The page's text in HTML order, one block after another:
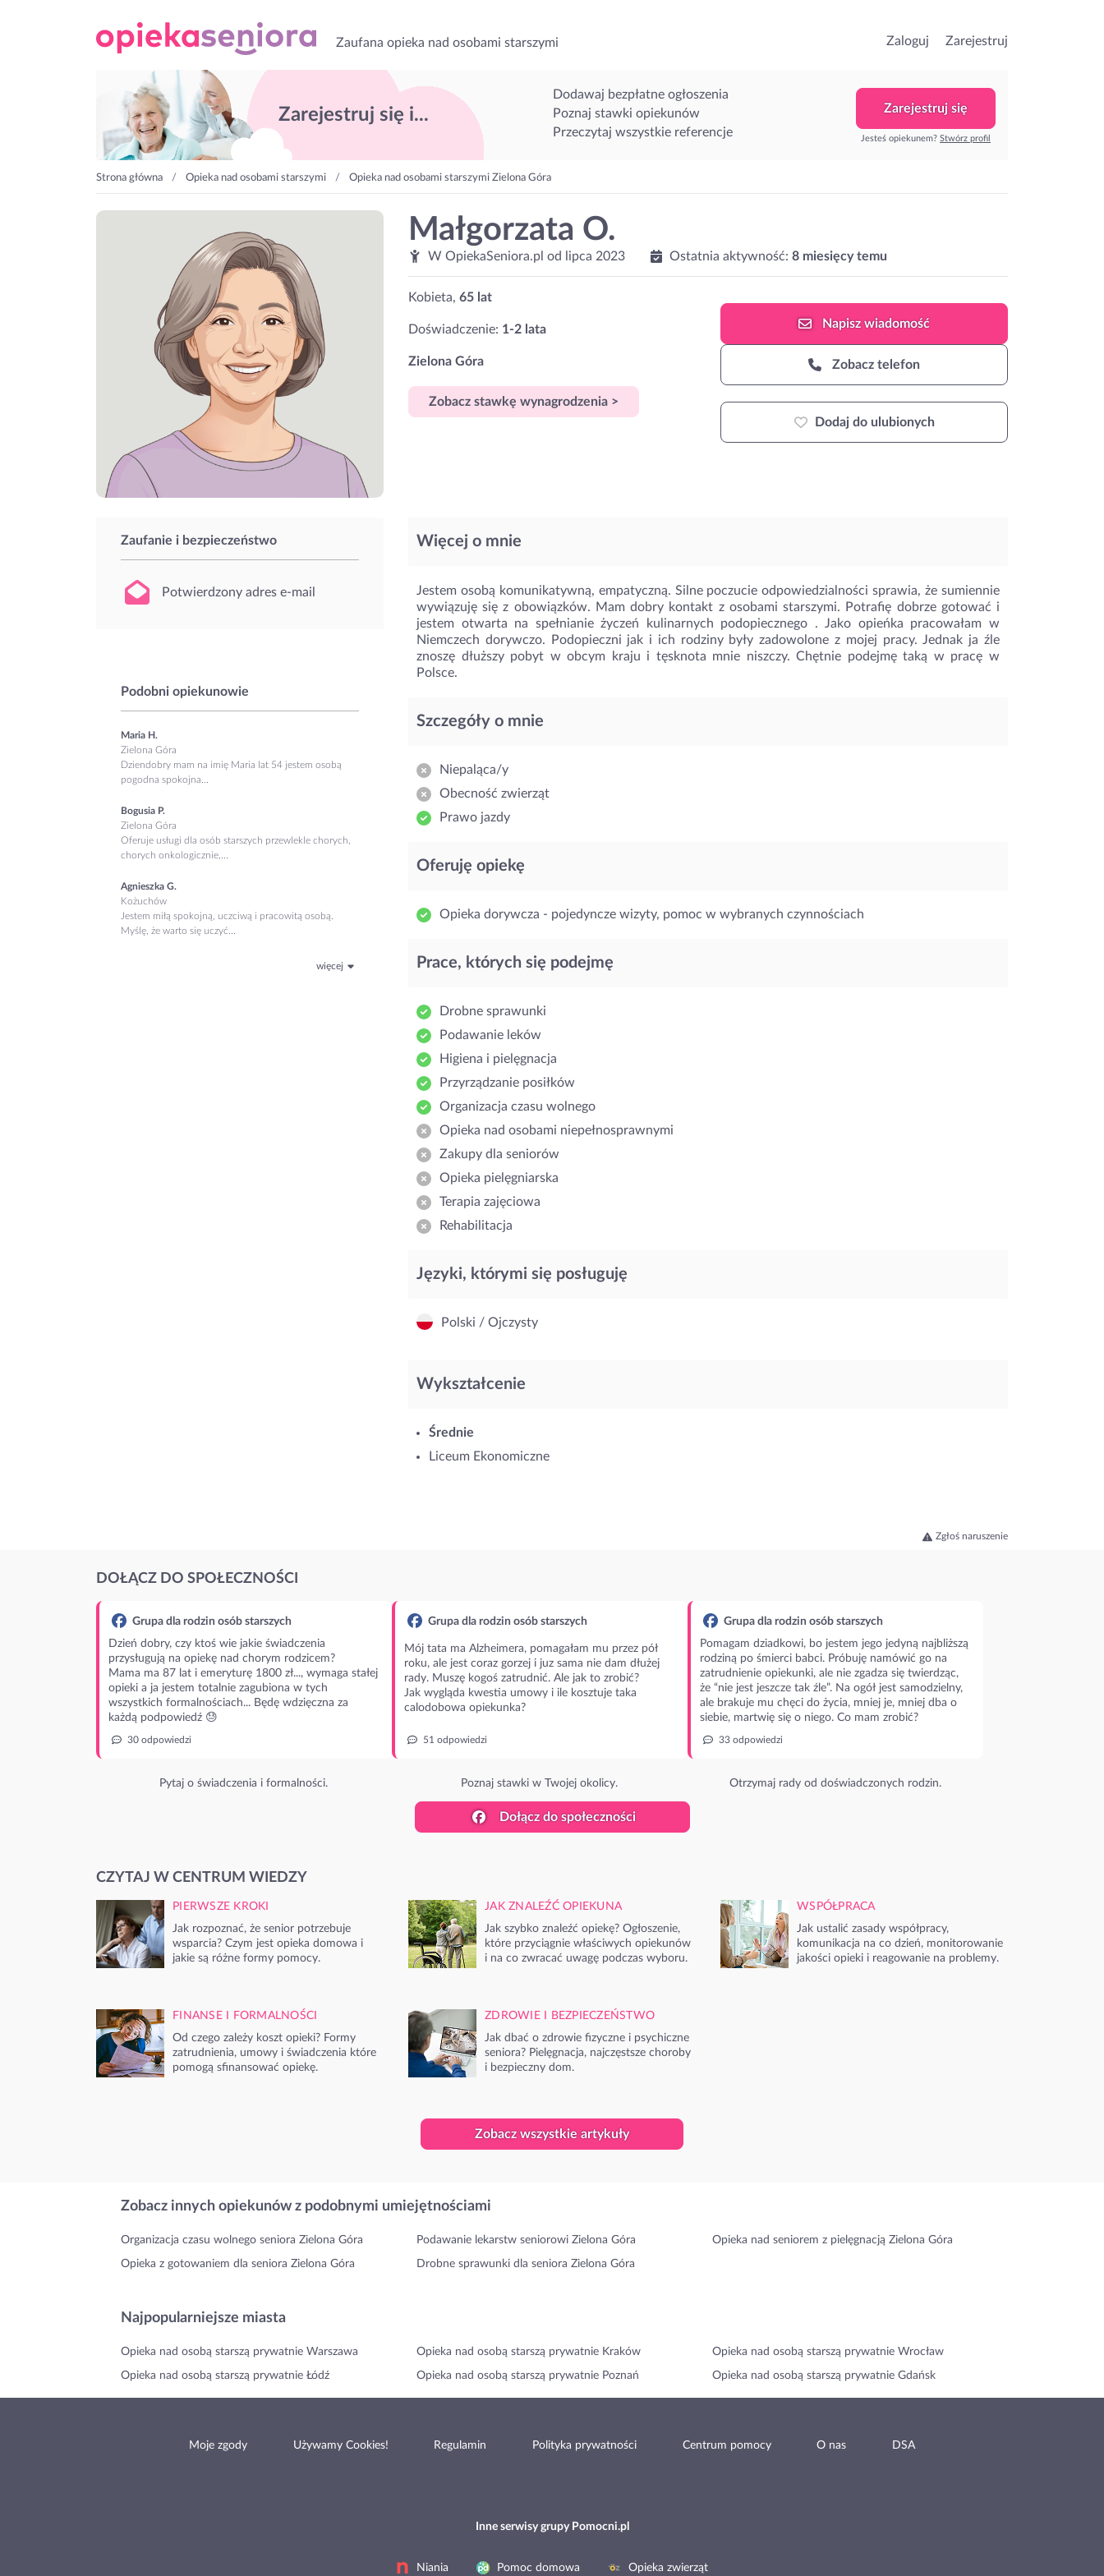
Zaufana opieka nad osobami starszymi Zaloguj Zarejestruj
Zarejestruj się i...
Dodawaj bezpłatne ogłoszenia
Poznaj stawki opiekunów
Przeczytaj wszystkie referencje
Zarejestruj się
Jesteś opiekunem? Stwórz profil
Strona główna Opieka nad osobami starszymi Opieka nad osobami starszymi Zielona Góra
Małgorzata O.
W OpiekaSeniora.pl od lipca 2023 Ostatnia aktywność: 8 miesięcy temu
Kobieta, 65 lat
Doświadczenie: 1-2 lata
Zielona Góra
Zobacz stawkę wynagrodzenia >
Napiszwiadomość
Zobacz telefon
Dodaj do ulubionych
Zaufanie i bezpieczeństwo
Potwierdzony adres e-mail
Podobni opiekunowie
Maria H.
Zielona Góra
Dziendobry mam na imię Maria lat 54 jestem osobą
pogodna spokojna...
Bogusia P.
Zielona Góra
Oferuje usługi dla osób starszych przewlekle chorych,
chorych onkologicznie,...
Agnieszka G.
Kożuchów
Jestem miłą spokojną, uczciwą i pracowitą osobą.
Myślę, że warto się uczyć...
więcej
Więcej o mnie
Jestem osobą komunikatywną, empatyczną. Silne poczucie odpowiedzialności sprawia, że sumiennie
wywiązuję się z obowiązków. Mam dobry kontakt z osobami starszymi. Potrafię dobrze gotować i
jestem otwarta na spełnianie życzeń kulinarnych podopiecznego . Jako opieńka pracowałam w
Niemczech dorywczo. Podopieczni jak i ich rodziny były zadowolone z mojej pracy. Jednak ja źle
znoszę dłuższy pobyt w obcym kraju i tęsknota mnie niszczy. Chętnie podejmę taką w pracę w
Polsce.
Szczegóły o mnie
Niepaląca/y
Obecność zwierząt
Prawo jazdy
Oferuję opiekę
Opieka dorywcza - pojedyncze wizyty, pomoc w wybranych czynnościach
Prace, których się podejmę
Drobne sprawunki
Podawanie leków
Higiena i pielęgnacja
Przyrządzanie posiłków
Organizacja czasu wolnego
Opieka nad osobami niepełnosprawnymi
Zakupy dla seniorów
Opieka pielęgniarska
Terapia zajęciowa
Rehabilitacja
Języki, którymi się posługuję
Polski / Ojczysty
Wykształcenie
Średnie
Liceum Ekonomiczne
Zgłoś naruszenie
DOŁĄCZ DO SPOŁECZNOŚCI
Grupa dla rodzin osób starszych
Dzień dobry, czy ktoś wie jakie świadczenia
przysługują na opiekę nad chorym rodzicem?
Mama ma 87 lat i emeryturę 1800 zł..., wymaga stałej
opieki a ja jestem totalnie zagubiona w tych
wszystkich formalnościach... Będę wdzięczna za
każdą podpowiedź 😓
30 odpowiedzi
Pytaj o świadczenia i formalności.
Grupa dla rodzin osób starszych
Mój tata ma Alzheimera, pomagałam mu przez pół
roku, ale jest coraz gorzej i juz sama nie dam dłużej
rady. Muszę kogoś zatrudnić. Ale jak to zrobić?
Jak wygląda kwestia umowy i ile kosztuje taka
calodobowa opiekunka?
51 odpowiedzi
Poznaj stawki w Twojej okolicy.
Grupa dla rodzin osób starszych
Pomagam dziadkowi, bo jestem jego jedyną najbliższą
rodziną po śmierci babci. Próbuję namówić go na
zatrudnienie opiekunki, ale nie zgadza się twierdząc,
że “nie jest jeszcze tak źle”. Na ogół jest samodzielny,
ale brakuje mu chęci do życia, mniej je, mniej dba o
siebie, martwię się o niego. Co mam zrobić?
33 odpowiedzi
Otrzymaj rady od doświadczonych rodzin.
Dołącz do społeczności
CZYTAJ W CENTRUM WIEDZY
PIERWSZE KROKI
Jak rozpoznać, że senior potrzebuje
wsparcia? Czym jest opieka domowa i
jakie są różne formy pomocy.
JAK ZNALEŹĆ OPIEKUNA
Jak szybko znaleźć opiekę? Ogłoszenie,
które przyciągnie właściwych opiekunów
i na co zwracać uwagę podczas wyboru.
WSPÓŁPRACA
Jak ustalić zasady współpracy,
komunikacja na co dzień, monitorowanie
jakości opieki i reagowanie na problemy.
FINANSE I FORMALNOŚCI
Od czego zależy koszt opieki? Formy
zatrudnienia, umowy i świadczenia które
pomogą sfinansować opiekę.
ZDROWIE I BEZPIECZEŃSTWO
Jak dbać o zdrowie fizyczne i psychiczne
seniora? Pielęgnacja, najczęstsze choroby
i bezpieczny dom.
Zobacz wszystkie artykuły
Zobacz innych opiekunów z podobnymi umiejętnościami
Organizacja czasu wolnego seniora Zielona Góra Podawanie lekarstw seniorowi Zielona Góra Opieka nad seniorem z pielęgnacją Zielona Góra
Opieka z gotowaniem dla seniora Zielona Góra Drobne sprawunki dla seniora Zielona Góra
Najpopularniejsze miasta
Opieka nad osobą starszą prywatnie Warszawa Opieka nad osobą starszą prywatnie Kraków Opieka nad osobą starszą prywatnie Wrocław
Opieka nad osobą starszą prywatnie Łódź Opieka nad osobą starszą prywatnie Poznań Opieka nad osobą starszą prywatnie Gdańsk
Moje zgody Używamy Cookies! Regulamin Polityka prywatności Centrum pomocy O nas DSA
Inne serwisy grupy Pomocni.pl
Niania Pomoc domowa Opieka zwierząt